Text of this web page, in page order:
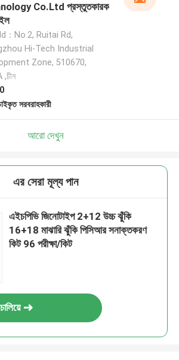
Co.Ltd প্রস্তুতকারক
：No.2, Ruitai Rd,
Hi-Tech Industrial
Zone, 510670,
সরবরাহকারী
আরো দেখুন
এর সেরা মূল্য পান
এইচপিভি জিনোটাইপ 2+12 উচ্চ ঝুঁকি
16+18 মাঝারি ঝুঁকি পিসিআর সনাক্তকরণ
কিট 96 পরীক্ষা/কিট
চালিয়ে